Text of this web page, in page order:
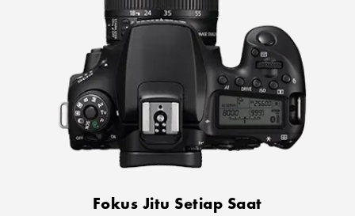
Fokus Jitu Setiap Saat